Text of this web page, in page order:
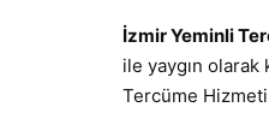
İzmir Yeminli
ile yaygın
Tercüme